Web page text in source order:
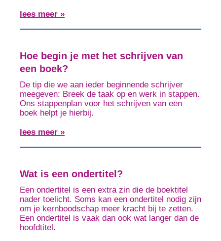
lees meer »
Hoe begin je met het schrijven van
een boek?
De tip die we aan ieder beginnende schrijver
meegeven: Breek de taak op en werk in stappen.
Ons stappenplan voor het schrijven van een
boek helpt je hierbij.
lees meer »
Wat is een ondertitel?
Een ondertitel is een extra zin die de boektitel
nader toelicht. Soms kan een ondertitel nodig zijn
om je kernboodschap meer kracht bij te zetten.
Een ondertitel is vaak dan ook wat langer dan de
hoofdtitel.